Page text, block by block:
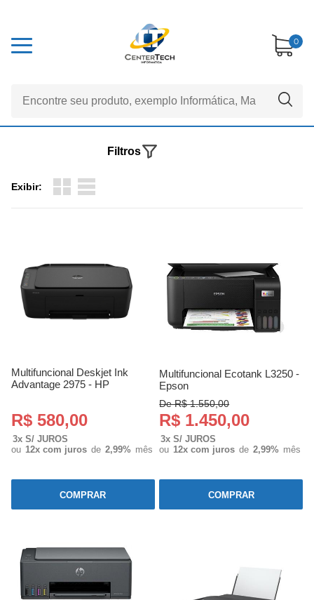
0
Exibir:
Filtros
Multifuncional Deskjet Ink
Advantage 2975 - HP
R$ 580,00
3x S/ JUROS
ou 12x com juros de 2,99% mês
COMPRAR
Multifuncional Ecotank L3250 -
Epson
De R$ 1.550,00
R$ 1.450,00
3x S/ JUROS
ou 12x com juros de 2,99% mês
COMPRAR